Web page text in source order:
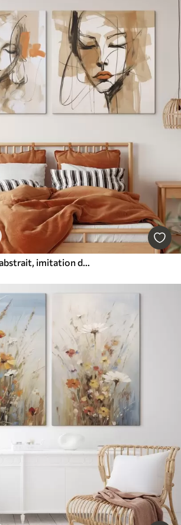
Peintures Portrait abstrait, imitation de peinture